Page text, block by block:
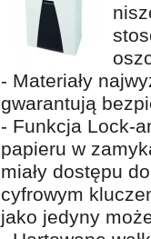
- Materiały
gwarantują
- Funkcja Lock-
papieru w
miały dostępu
cyfrowym
jako jedyny